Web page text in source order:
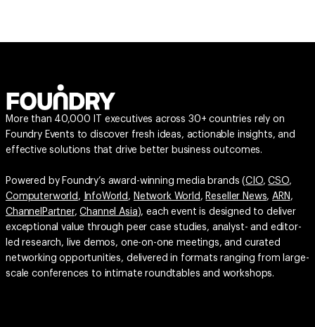
More than 40,000 IT executives across 30+ countries rely on
Foundry Events to discover fresh ideas, actionable insights, and
effective solutions that drive better business outcomes.
Powered by Foundry’s award-winning media brands (CIO,CSO,
Computerworld , InfoWorld , Network World , Reseller News,ARN ,
ChannelPartner,Channel Asia), each event is designed to deliver
exceptional value through peer case studies, analyst- and editor-
led research, live demos, one-on-one meetings, and curated
networking opportunities, delivered in formats ranging from large-
scale conferences to intimate roundtables and workshops.